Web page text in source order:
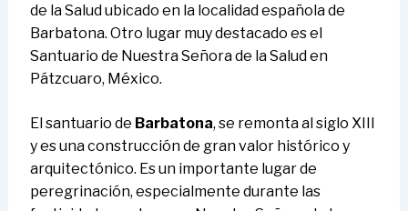
de la Salud ubicado en la localidad española de
Barbatona. Otro lugar muy destacado es el
Santuario de Nuestra Señora de la Salud en
Pátzcuaro, México.
El santuario de Barbatona, se remonta al siglo XIII
y es una construcción de gran valor histórico y
arquitectónico. Es un importante lugar de
peregrinación, especialmente durante las